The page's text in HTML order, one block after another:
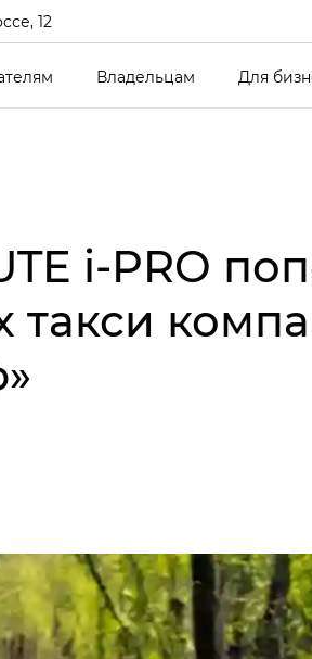
12
Владельцам Для
i‑PRO
такси